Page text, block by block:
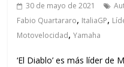
30 de mayo de 2021
Fabio Quartararo, ItaliaGP,
Motovelocidad,Yamaha
‘El Diablo’ es más líder de